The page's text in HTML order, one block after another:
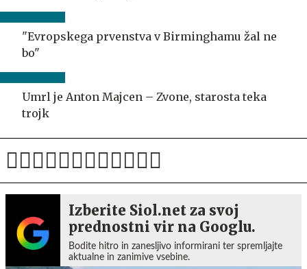
"Evropskega prvenstva v Birminghamu žal ne
bo"
Umrl je Anton Majcen – Zvone, starosta teka
trojk
Izberite Siol.net za svoj
prednostni vir na Googlu.
Bodite hitro in zanesljivo informirani ter spremljajte
aktualne in zanimive vsebine.